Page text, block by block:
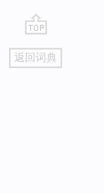
go
top
返回词典